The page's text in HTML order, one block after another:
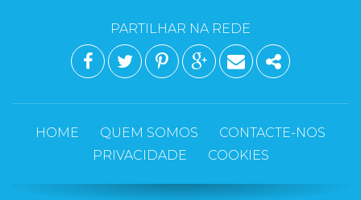
PARTILHAR NA REDE
FACEBOOK
TWITTERPINTEREST
GOOGLE PLUS
EMAILSHARE
HOME QUEM SOMOS
CONTACTE-NOS
PRIVACIDADE
COOKIES